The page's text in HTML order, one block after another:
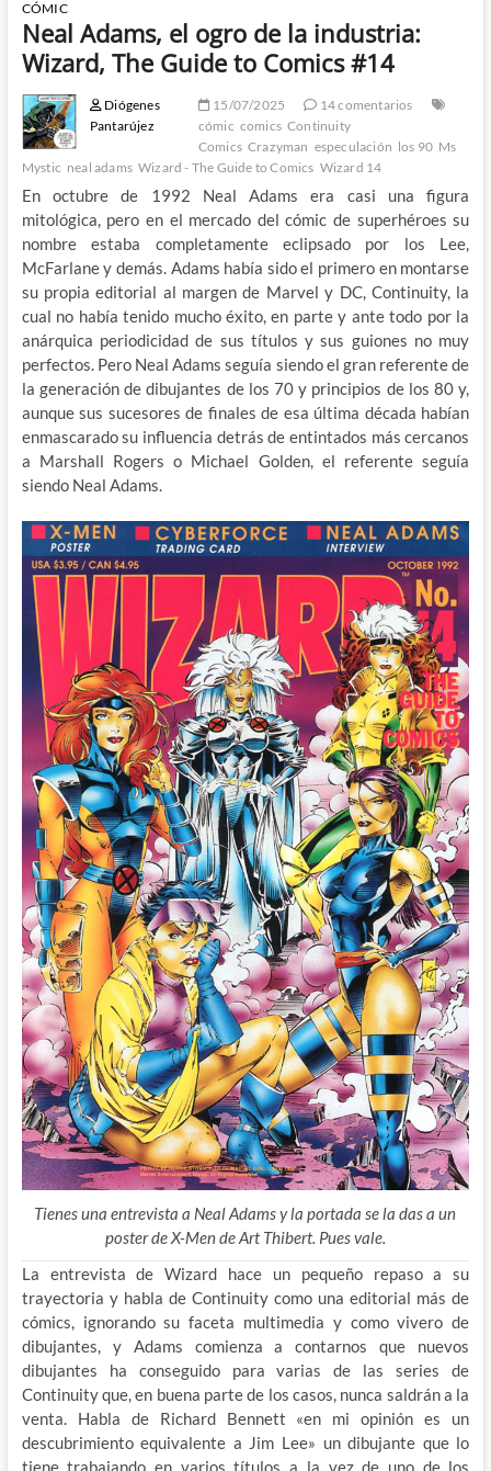
CÓMIC
Neal Adams, el ogro de la industria:
Wizard, The Guide to Comics #14
Diógenes
Pantarújez
15/07/2025
14 comentarios
cómic comics Continuity
Comics Crazyman especulación los 90 Ms
Mystic neal adams Wizard - The Guide to Comics Wizard 14
En octubre de 1992 Neal Adams era casi una figura
mitológica, pero en el mercado del cómic de superhéroes su
nombre estaba completamente eclipsado por los Lee,
McFarlane y demás. Adams había sido el primero en montarse
su propia editorial al margen de Marvel y DC, Continuity, la
cual no había tenido mucho éxito, en parte y ante todo por la
anárquica periodicidad de sus títulos y sus guiones no muy
perfectos. Pero Neal Adams seguía siendo el gran referente de
la generación de dibujantes de los 70 y principios de los 80 y,
aunque sus sucesores de finales de esa última década habían
enmascarado su influencia detrás de entintados más cercanos
a Marshall Rogers o Michael Golden, el referente seguía
siendo Neal Adams.
Tienes una entrevista a Neal Adams y la portada se la das a un
poster de X-Men de Art Thibert. Pues vale.
La entrevista de Wizard hace un pequeño repaso a su
trayectoria y habla de Continuity como una editorial más de
cómics, ignorando su faceta multimedia y como vivero de
dibujantes, y Adams comienza a contarnos que nuevos
dibujantes ha conseguido para varias de las series de
Continuity que, en buena parte de los casos, nunca saldrán a la
venta. Habla de Richard Bennett «en mi opinión es un
descubrimiento equivalente a Jim Lee» un dibujante que lo
tiene trabajando en varios títulos a la vez de uno de los